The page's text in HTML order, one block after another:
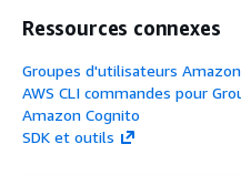
Ressources connexes
Groupes d'utilisateurs
AWS CLI commandes pour
Amazon Cognito
SDK et outils